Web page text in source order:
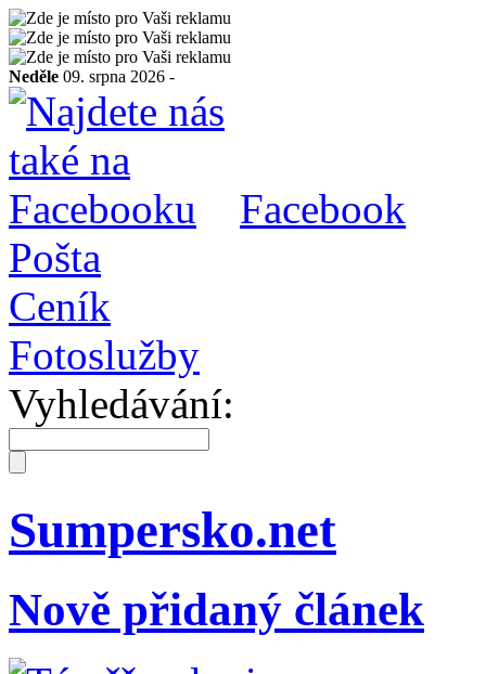
Neděle 09. srpna 2026 -
Facebook
Pošta
Ceník
Fotoslužby
Vyhledávání:
Sumpersko.net
Nově přidaný článek